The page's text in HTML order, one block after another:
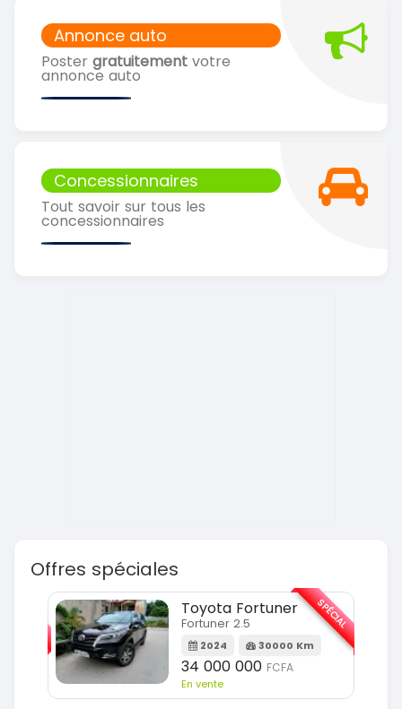
Annonce auto
Poster gratuitement votre
annonce auto
Concessionnaires
Tout savoir sur tous les
concessionnaires
Offres spéciales
Toyota Fortuner
Fortuner 2.5
2024 30000 Km
34 000 000 FCFA
En vente
SPÉCIAL